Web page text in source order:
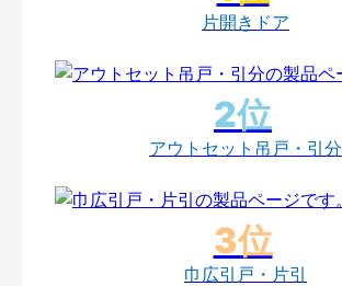
片開きドア
アウトセット吊戸・引分
巾広引戸・片引